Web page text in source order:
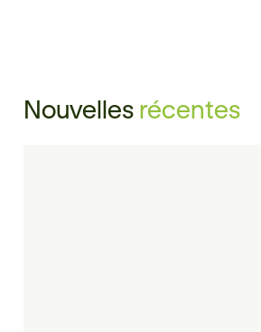
Nouvelles récentes